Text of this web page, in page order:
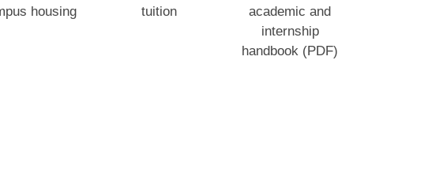
housing tuition
academic and
internship
handbook (PDF)